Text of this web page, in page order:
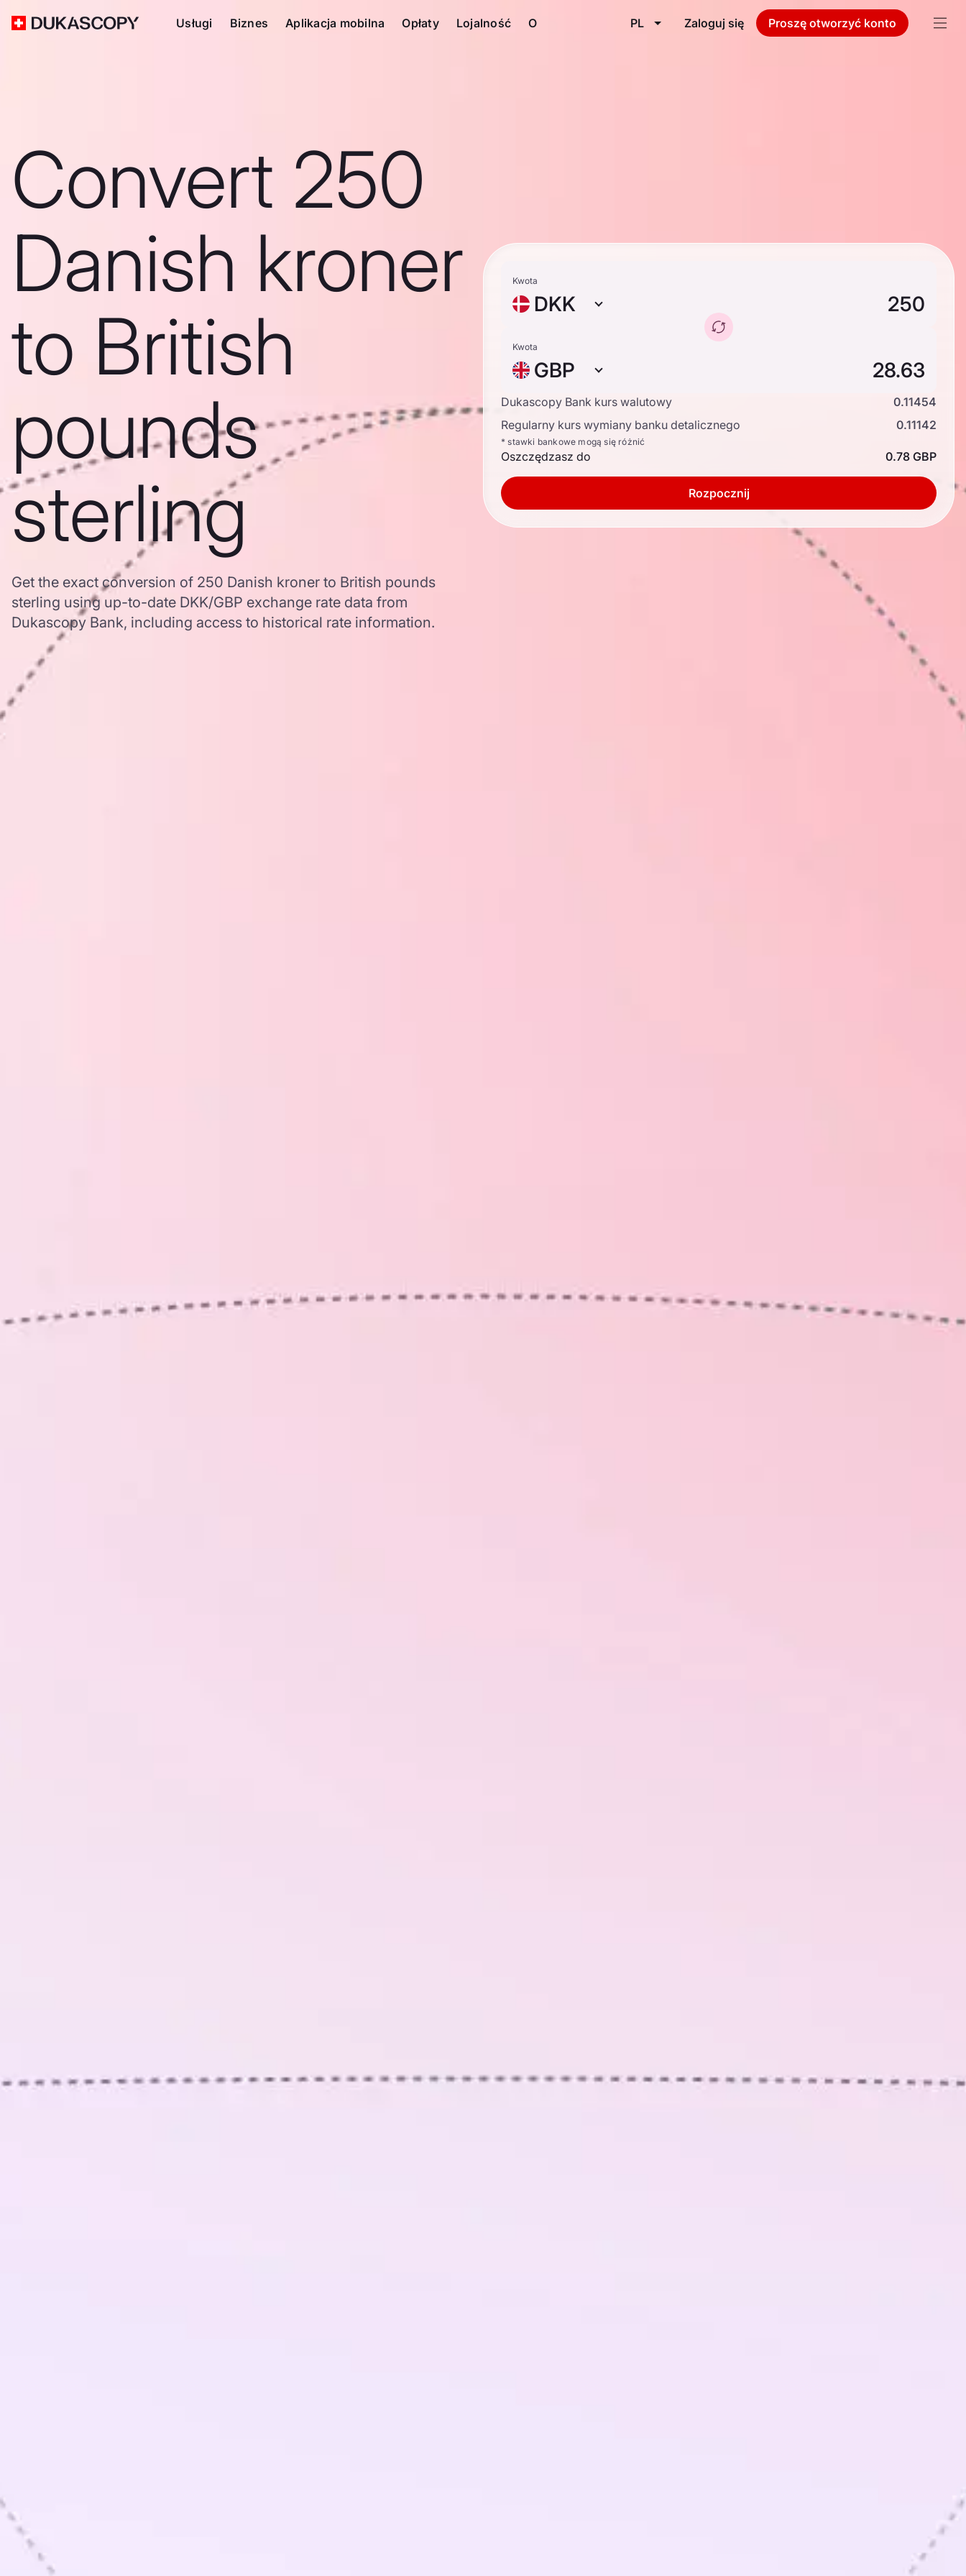
Usługi Biznes Aplikacja mobilna Opłaty Lojalność O PL Zaloguj się Proszę otworzyć konto
Convert 250
Danish kroner
to British
pounds
sterling
Get the exact conversion of 250 Danish kroner to British pounds
sterling using up-to-date DKK/GBP exchange rate data from
Dukascopy Bank, including access to historical rate information.
Kwota
DKK
Kwota
GBP
Dukascopy Bank kurs walutowy
0.11454
Regularny kurs wymiany banku detalicznego
0.11142
* stawki bankowe mogą się różnić
Oszczędzasz do 0.78 GBP
Rozpocznij